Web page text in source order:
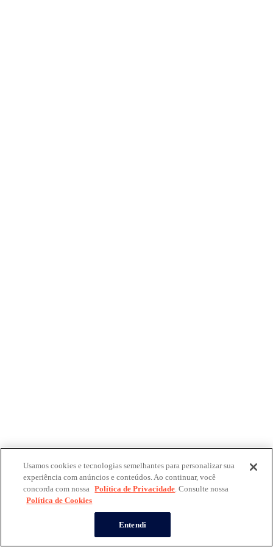
Usamos cookies e tecnologias semelhantes para personalizar sua
experiência com anúncios e conteúdos. Ao continuar, você
concorda com nossa Política de Privacidade. Consulte nossa
Política de Cookies
Entendi